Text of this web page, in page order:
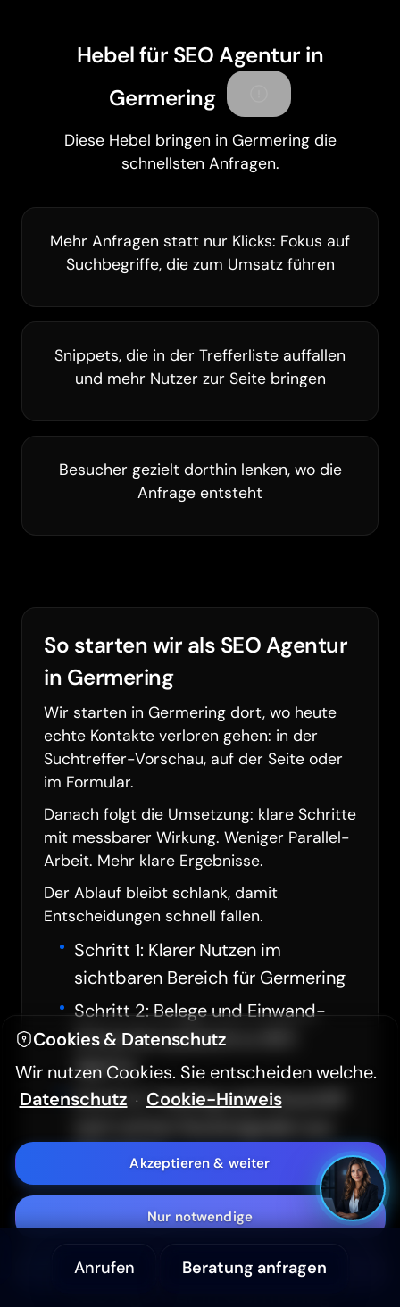
Hebel für SEO Agentur in
Germering
Diese Hebel bringen in Germering die
schnellsten Anfragen.
Mehr Anfragen statt nur Klicks: Fokus auf
Suchbegriffe, die zum Umsatz führen
Snippets, die in der Trefferliste auffallen
und mehr Nutzer zur Seite bringen
Besucher gezielt dorthin lenken, wo die
Anfrage entsteht
So starten wir als SEO Agentur
in Germering
Wir starten in Germering dort, wo heute
echte Kontakte verloren gehen: in der
Suchtreffer-Vorschau, auf der Seite oder
im Formular.
Danach folgt die Umsetzung: klare Schritte
mit messbarer Wirkung. Weniger Parallel-
Arbeit. Mehr klare Ergebnisse.
Der Ablauf bleibt schlank, damit
Entscheidungen schnell fallen.
Schritt 1: Klarer Nutzen im
sichtbaren Bereich für Germering
Schritt 2: Belege und Einwand-
Antworten passend zu SEO
Agentur
Schritt 3: Tracking und Feinschliff
Germering
Anrufen Beratung anfragen
Barrierefreiheit
Animationen pausieren
Hintergrundvideo ausblenden
Hoher Kontrast (WCAG 2.2)
AaSans Serif Schrift
Barrierefreiheitserklärung
Cookies & Datenschutz
Wir nutzen Cookies. Sie entscheiden welche.
Datenschutz · Cookie-Hinweis
Nur notwendige
Anpassen
Akzeptieren & weiter